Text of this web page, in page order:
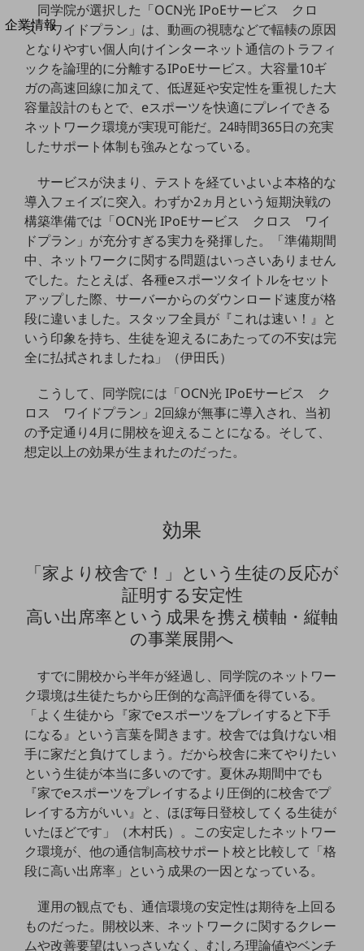
別ウィンドウで開きます
企業情報
企業情報TOP
会社案内
会社案内TOP
事業拠点
グループ会社
会社案内パンフレット
ニュースルーム
ニュースルームTOP
ニュースリリース
地域からの発表
お知らせ
社外からの評価実績
サステナビリティ
サステナビリティレポート
経営情報
経営情報TOP
決算公告
電子公告
基礎的電気通信役務損益明細表
採用情報
採用情報TOP
新卒採用
経験者採用
障がい者採用
人材育成制度
広告・協賛
同学院が選択した「OCN光 IPoEサービス クロ
ス ワイドプラン」は、動画の視聴などで輻輳の原因
となりやすい個人向けインターネット通信のトラフィ
ックを論理的に分離するIPoEサービス。大容量10ギ
ガの高速回線に加えて、低遅延や安定性を重視した大
容量設計のもとで、eスポーツを快適にプレイできる
ネットワーク環境が実現可能だ。24時間365日の充実
したサポート体制も強みとなっている。
サービスが決まり、テストを経ていよいよ本格的な
導入フェイズに突入。わずか2ヵ月という短期決戦の
構築準備では「OCN光 IPoEサービス クロス ワイ
ドプラン」が充分すぎる実力を発揮した。「準備期間
中、ネットワークに関する問題はいっさいありません
でした。たとえば、各種eスポーツタイトルをセット
アップした際、サーバーからのダウンロード速度が格
段に違いました。スタッフ全員が『これは速い！』と
いう印象を持ち、生徒を迎えるにあたっての不安は完
全に払拭されましたね」（伊田氏）
こうして、同学院には「OCN光 IPoEサービス ク
ロス ワイドプラン」2回線が無事に導入され、当初
の予定通り4月に開校を迎えることになる。そして、
想定以上の効果が生まれたのだった。
効果
「家より校舎で！」という生徒の反応が
証明する安定性
高い出席率という成果を携え横軸・縦軸
の事業展開へ
すでに開校から半年が経過し、同学院のネットワー
ク環境は生徒たちから圧倒的な高評価を得ている。
「よく生徒から『家でeスポーツをプレイすると下手
になる』という言葉を聞きます。校舎では負けない相
手に家だと負けてしまう。だから校舎に来てやりたい
という生徒が本当に多いのです。夏休み期間中でも
『家でeスポーツをプレイするより圧倒的に校舎でプ
レイする方がいい』と、ほぼ毎日登校してくる生徒が
いたほどです」（木村氏）。この安定したネットワー
ク環境が、他の通信制高校サポート校と比較して「格
段に高い出席率」という成果の一因となっている。
運用の観点でも、通信環境の安定性は期待を上回る
ものだった。開校以来、ネットワークに関するクレー
ムや改善要望はいっさいなく、むしろ理論値やベンチ